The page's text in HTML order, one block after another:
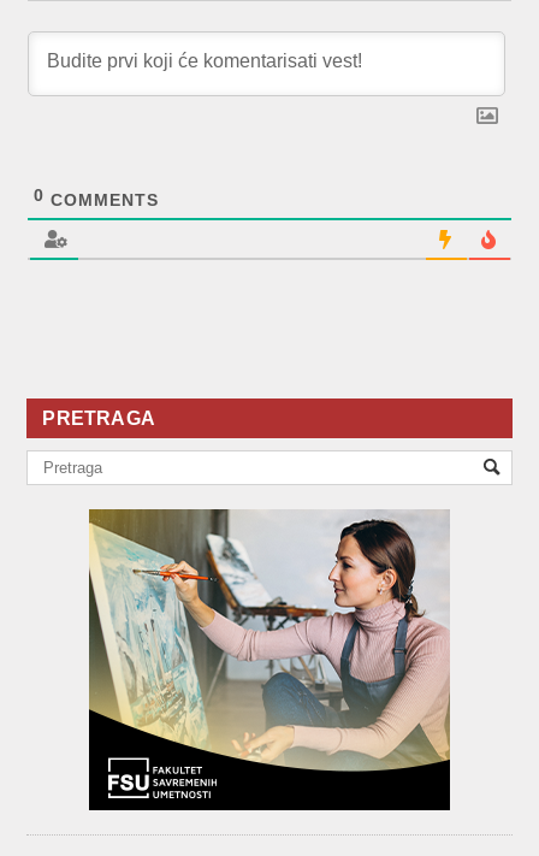
0 COMMENTS
PRETRAGA